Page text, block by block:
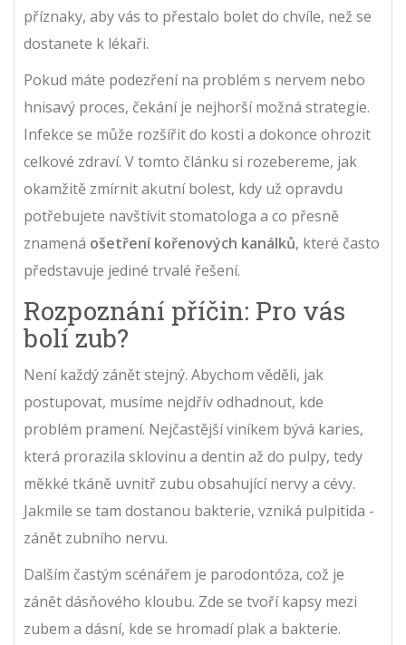
příznaky, aby vás to přestalo bolet do chvíle, než se
dostanete k lékaři.
Pokud máte podezření na problém s nervem nebo
hnisavý proces, čekání je nejhorší možná strategie.
Infekce se může rozšířit do kosti a dokonce ohrozit
celkové zdraví. V tomto článku si rozebereme, jak
okamžitě zmírnit akutní bolest, kdy už opravdu
potřebujete navštívit stomatologa a co přesně
znamená ošetření kořenových kanálků, které často
představuje jediné trvalé řešení.
Rozpoznání příčin: Pro vás
bolí zub?
Není každý zánět stejný. Abychom věděli, jak
postupovat, musíme nejdřív odhadnout, kde
problém pramení. Nejčastější viníkem bývá karies,
která prorazila sklovinu a dentin až do pulpy, tedy
měkké tkáně uvnitř zubu obsahující nervy a cévy.
Jakmile se tam dostanou bakterie, vzniká pulpitida -
zánět zubního nervu.
Dalším častým scénářem je parodontóza, což je
zánět dásňového kloubu. Zde se tvoří kapsy mezi
zubem a dásní, kde se hromadí plak a bakterie.